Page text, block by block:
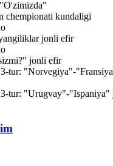
chempionati kundaligi
jonli efir
jonli efir
tur: "Norvegiya"-
tur: "Urugvay"-"Ispaniya"